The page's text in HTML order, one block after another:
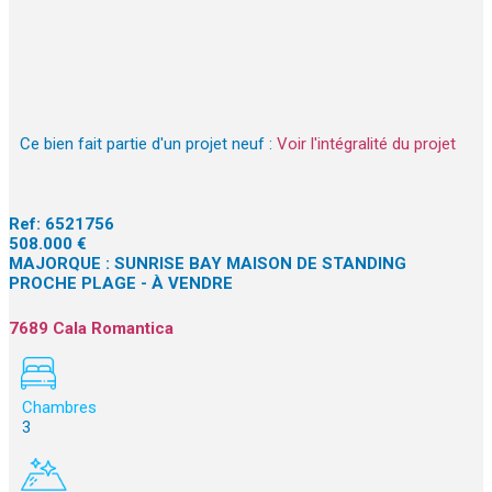
Ce bien fait partie d'un projet neuf : Voir l'intégralité du projet
Ref: 6521756
508.000 €
MAJORQUE : SUNRISE BAY MAISON DE STANDING
PROCHE PLAGE - À VENDRE
7689 Cala Romantica
Chambres
3